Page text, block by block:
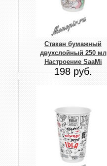
Стакан бумажный
двухслойный 250 мл
Настроение SaaMi
198 руб.